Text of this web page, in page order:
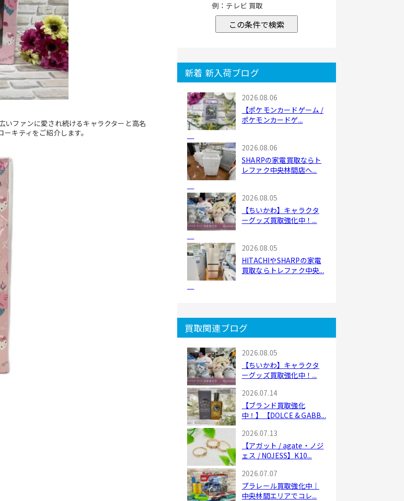
ファンに愛され続けるキャラクターと高名
キティをご紹介します。
例：テレビ 買取
この条件で検索
新着 新入荷ブログ
2026.08.06
【ポケモンカードゲーム /
ポケモンカードゲ...
2026.08.06
SHARPの家電買取ならト
レファク中央林間店へ...
2026.08.05
【ちいかわ】キャラクタ
ーグッズ買取強化中！...
2026.08.05
HITACHIやSHARPの家電
買取ならトレファク中央...
買取関連ブログ
2026.08.05
【ちいかわ】キャラクタ
ーグッズ買取強化中！...
2026.07.14
【ブランド買取強化
中！】【DOLCE & GABB...
2026.07.13
【アガット / agate・ノジ
ェス / NOJESS】K10...
2026.07.07
プラレール買取強化中｜
中央林間エリアでコレ...